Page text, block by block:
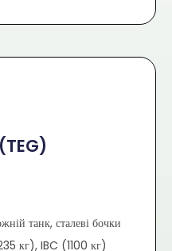
танк, сталеві бочки
кг), IBC (1100 кг)